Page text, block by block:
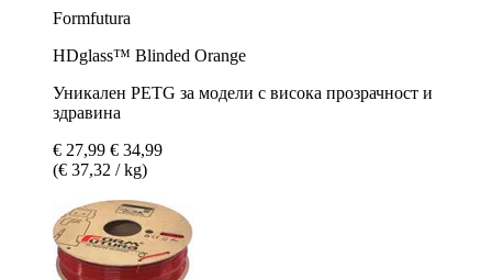
Formfutura
HDglass™ Blinded Orange
Уникален PETG за модели с висока прозрачност и
здравина
€ 27,99 € 34,99
(€ 37,32 / kg)